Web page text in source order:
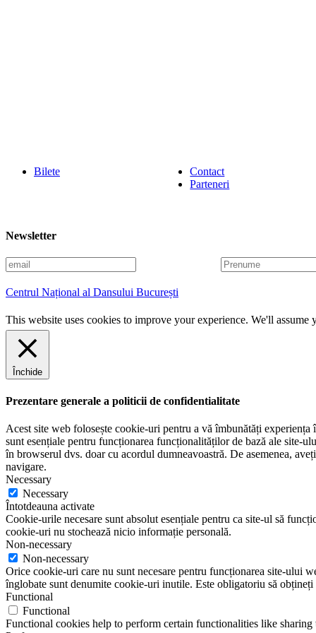
Bilete
Contact
Parteneri
Newsletter
E
m
a
i
l
P
r
u
m
Centrul Național al Dansului București
This website uses cookies to improve your experience. We'll
Închide
Prezentare generale a politicii de confidentialitate
Acest site web folosește cookie-uri pentru a vă îmbunătăți
sunt esențiale pentru funcționarea funcționalităților de bază ale site-
în browserul dvs. doar cu acordul dumneavoastră. De asemenea,
navigare.
Necessary
Necessary
Întotdeauna activate
Cookie-urile necesare sunt absolut esențiale pentru ca site-ul să
cookie-uri nu stochează nicio informație personală.
Non-necessary
Non-necessary
Orice cookie-uri care nu sunt necesare pentru funcționarea site-ului
înglobate sunt denumite cookie-uri inutile. Este obligatoriu să
Functional
Functional
Functional cookies help to perform certain functionalities like